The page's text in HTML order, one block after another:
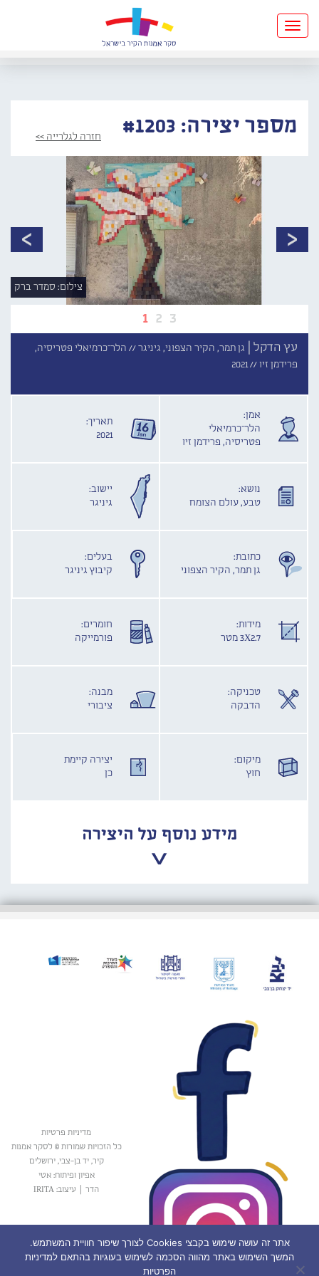
Toggle
navigation
מספר יצירה: #1203 חזרה לגלרייה >>
1 2 3
צילום: סמדר ברק
עץ הדקל | גן תמר, הקיר הצפוני, גיניגר // הלר־כרמיאלי פטריסיה,
פרידמן זיו //2021
אמן:
הלר־כרמיאלי
פטריסיה, פרידמן זיו
תאריך:
2021
נושא:
טבע, עולם הצומח
יישוב:
גיניגר
כתובת:
גן תמר, הקיר הצפוני
בעלים:
קיבוץ גיניגר
מידות:
3X2.7 מטר
חומרים:
פורמייקה
טכניקה:
הדבקה
מבנה:
ציבורי
מיקום:
חוץ
יצירה קיימת
כן
מידע נוסף על היצירה
מדיניות פרטיות
כל הזכויות שמורות © לסקר אמנות
קיר, יד בן-צבי, ירושלים
אפיון ופיתוח: אטי
הדר
עיצוב: IRITA
אתר זה עושה שימוש בקבצי Cookies לצורך שיפור חוויית המשתמש.
המשך השימוש באתר מהווה הסכמה לשימוש בעוגיות בהתאם למדיניות
הפרטיות